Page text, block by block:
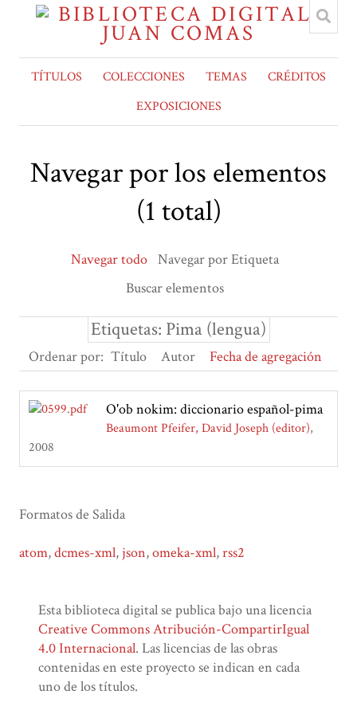
TÍTULOS COLECCIONES TEMAS
CRÉDITOS
EXPOSICIONES
Navegar por los elementos
(1 total)
Navegar todo Navegar por Etiqueta
Buscar elementos
Etiquetas: Pima (lengua)
Ordenar por: Título Autor Fecha de agregación
O'ob nokim: diccionario español-pima
Beaumont Pfeifer, David Joseph (editor)
2008
Formatos de Salida
atom,dcmes-xml, json,omeka-xml,rss2
Esta biblioteca digital se publica bajo una licencia
Creative Commons Atribución-CompartirIgual
4.0 Internacional. Las licencias de las obras
contenidas en este proyecto se indican en cada
uno de los títulos.